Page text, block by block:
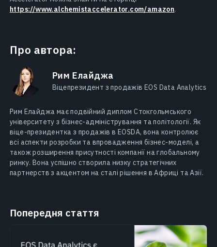
https://www.alchemistaccelerator.com/amazon.
Про автора:
Рим Елайджа
Віцепрезидент з продажів EOS Data Analytics
Рим Елайджa має подвійний диплом Стокгольмського
університету з бізнес-адміністрування та політології. Як
віце-президентка з продажів в EOSDA, вона контролює
всі аспекти розробки та впровадження бізнес-моделі, а
також розширення присутності компанії на глобальному
ринку. Вона успішно створила низку стратегічних
партнерств з акцентом на сталі рішення в Африці та Азії.
Попередня стаття